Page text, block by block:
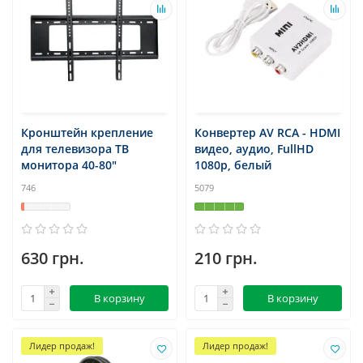
Кронштейн крепление
для телевизора ТВ
монитора 40-80"
746
630 грн.
В корзину
Конвертер AV RCA - HDMI
видео, аудио, FullHD
1080p, белый
5079
210 грн.
В корзину
Лидер продаж! Лидер продаж!